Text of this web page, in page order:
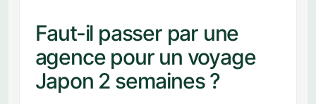
Faut-il passer par une
agence pour un voyage
Japon 2 semaines ?